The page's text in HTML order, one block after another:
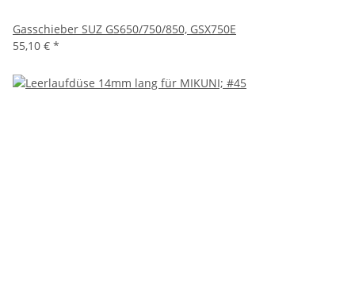
Gasschieber SUZ GS650/750/850, GSX750E
55,10 € *